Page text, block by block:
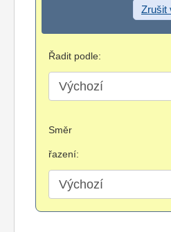
Zrušit
Řadit podle:
Směr
řazení: